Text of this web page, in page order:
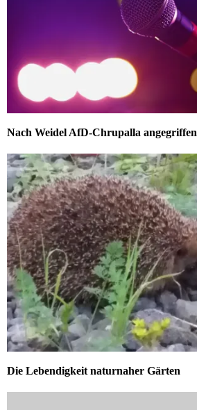
Nach Weidel AfD-Chrupalla angegriffen
Die Lebendigkeit naturnaher Gärten